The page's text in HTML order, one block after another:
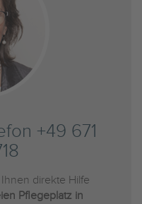
+49 671
direkte Hilfe
Pflegeplatz in